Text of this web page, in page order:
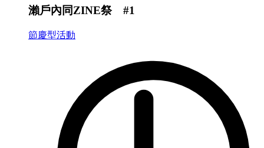
瀨戶內同ZINE祭 #1
節慶型活動